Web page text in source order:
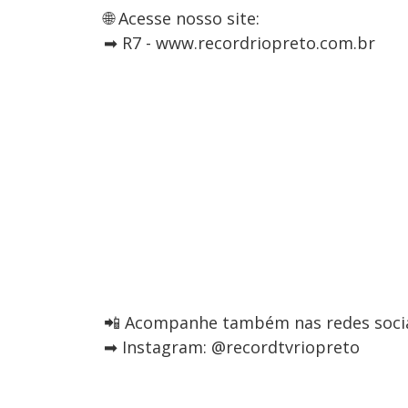
🌐 Acesse nosso site:
➡ R7 - www.recordriopreto.com.br
📲 Acompanhe também nas redes
➡ Instagram: @recordtvriopreto